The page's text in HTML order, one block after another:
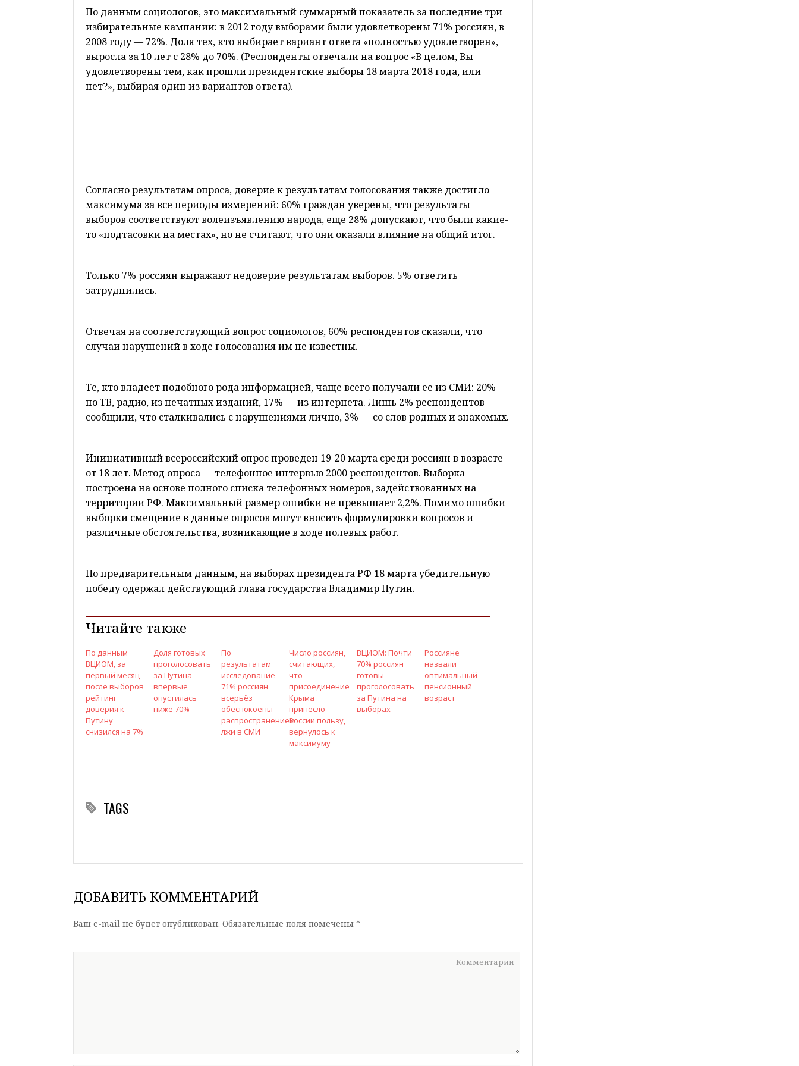
По данным социологов, это максимальный суммарный показатель за последние три
избирательные кампании: в 2012 году выборами были удовлетворены 71% россиян, в
2008 году — 72%. Доля тех, кто выбирает вариант ответа «полностью удовлетворен»,
выросла за 10 лет с 28% до 70%. (Респонденты отвечали на вопрос «В целом, Вы
удовлетворены тем, как прошли президентские выборы 18 марта 2018 года, или
нет?», выбирая один из вариантов ответа).
Согласно результатам опроса, доверие к результатам голосования также достигло
максимума за все периоды измерений: 60% граждан уверены, что результаты
выборов соответствуют волеизъявлению народа, еще 28% допускают, что были какие-
то «подтасовки на местах», но не считают, что они оказали влияние на общий итог.
Только 7% россиян выражают недоверие результатам выборов. 5% ответить
затруднились.
Отвечая на соответствующий вопрос социологов, 60% респондентов сказали, что
случаи нарушений в ходе голосования им не известны.
Те, кто владеет подобного рода информацией, чаще всего получали ее из СМИ: 20% —
по ТВ, радио, из печатных изданий, 17% — из интернета. Лишь 2% респондентов
сообщили, что сталкивались с нарушениями лично, 3% — со слов родных и знакомых.
Инициативный всероссийский опрос проведен 19-20 марта среди россиян в возрасте
от 18 лет. Метод опроса — телефонное интервью 2000 респондентов. Выборка
построена на основе полного списка телефонных номеров, задействованных на
территории РФ. Максимальный размер ошибки не превышает 2,2%. Помимо ошибки
выборки смещение в данные опросов могут вносить формулировки вопросов и
различные обстоятельства, возникающие в ходе полевых работ.
По предварительным данным, на выборах президента РФ 18 марта убедительную
победу одержал действующий глава государства Владимир Путин.
Читайте также
По данным
ВЦИОМ, за
первый месяц
после выборов
рейтинг
доверия к
Путину
снизился на 7%
Доля готовых
проголосовать
за Путина
впервые
опустилась
ниже 70%
По
результатам
исследование
71% россиян
всерьёз
обеспокоены
распространением
лжи в СМИ
Число россиян,
считающих,
что
присоединение
Крыма
принесло
России пользу,
вернулось к
максимуму
ВЦИОМ: Почти
70% россиян
готовы
проголосовать
за Путина на
выборах
Россияне
назвали
оптимальный
пенсионный
возраст
TAGS
ДОБАВИТЬ КОММЕНТАРИЙ
Ваш e-mail не будет опубликован. Обязательные поля помечены *
Комментарий